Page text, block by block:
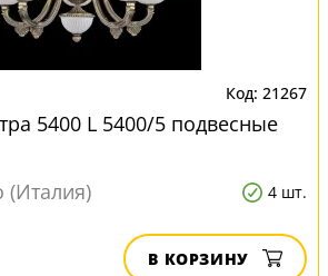
21267
5400 L 5400/5 подвесные
(Италия) 4 шт.
В КОРЗИНУ